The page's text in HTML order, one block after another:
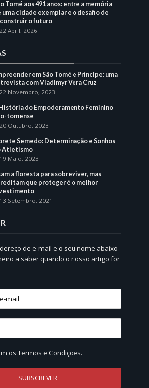
Tomé aos 491 anos: entre a memória
uma cidade exemplar e o desafio de
o futuro
22 Abril, 2026
em São Tomé e Príncipe: uma
com Vladimyr Vera Cruz
22 Novembro, 2023
do Empoderamento Feminino
tomense
20 Outubro, 2023
Semedo: Determinação e Sonhos
Atletismo
19 Maio, 2023
a floresta para sobreviver, mas
que proteger é o melhor
13 Setembro, 2021
de e-mail e o seu nome abaixo
a saber quando o nosso artigo for
osTermos e Condições.